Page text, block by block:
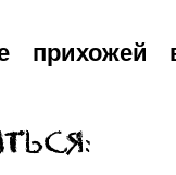
прихожей